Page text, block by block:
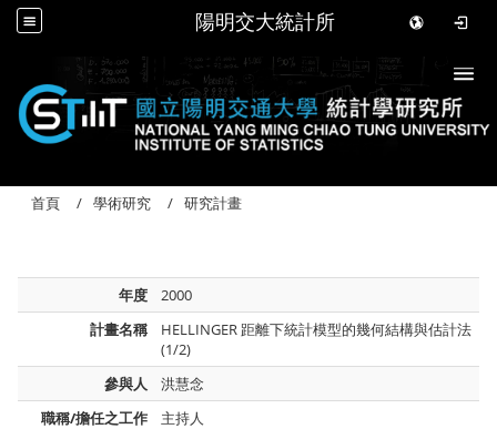
陽明交大統計所
首頁 學術研究 研究計畫
年度
2000
計畫名稱
HELLINGER 距離下統計模型的幾何結構與估計法
(1/2)
參與人
洪慧念
職稱/擔任之工作
主持人